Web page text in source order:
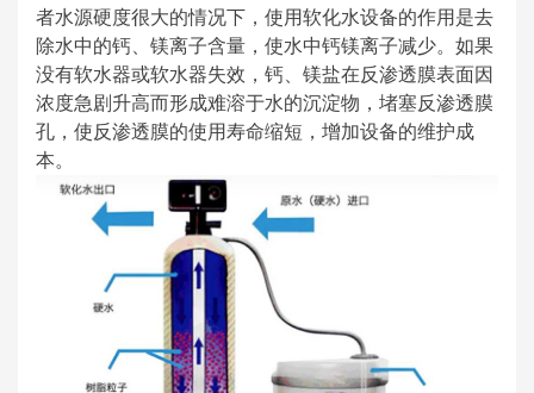
者水源硬度很大的情况下，使用软化水设备的作用是去
除水中的钙、镁离子含量，使水中钙镁离子减少。如果
没有软水器或软水器失效，钙、镁盐在反渗透膜表面因
浓度急剧升高而形成难溶于水的沉淀物，堵塞反渗透膜
孔，使反渗透膜的使用寿命缩短，增加设备的维护成
本。